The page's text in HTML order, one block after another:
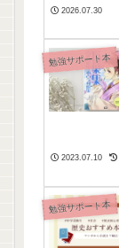
2026.07.30
勉強サポート本
2023.07.10
勉強サポート本